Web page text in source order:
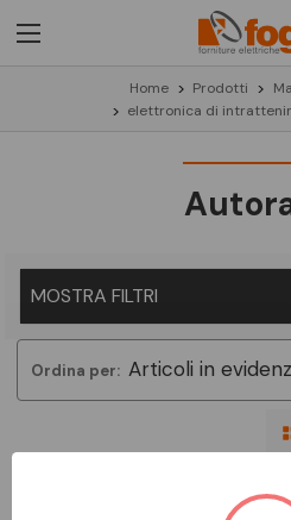
Home Prodotti
elettronica di
MOSTRA FILTRI
Ordina per:
Non ci sono prodotti in questa categoria.